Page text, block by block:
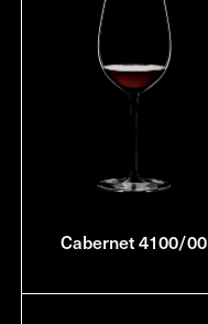
Cabernet 4100/00